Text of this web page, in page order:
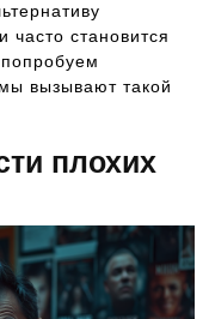
становится
вызывают такой
плохих